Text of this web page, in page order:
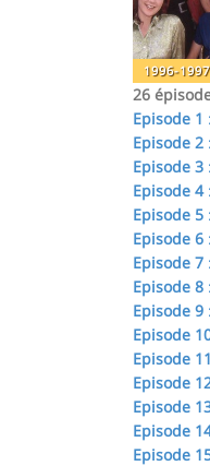
1996-1997
26
Episode 1
Episode 2
Episode 3
Episode 4
Episode 5
Episode 6
Episode 7
Episode 8
Episode 9
Episode
Episode 11
Episode
Episode
Episode
Episode